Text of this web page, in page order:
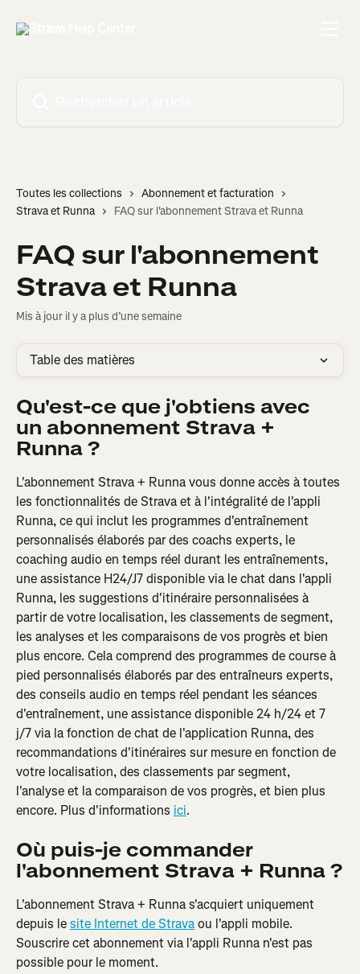
Toutes les collections
Abonnement et facturation
Strava et Runna
FAQ sur l'abonnement Strava et Runna
FAQ sur l'abonnement
Strava et Runna
Mis à jour il y a plus d’une semaine
Table des matières
Qu'est-ce que j'obtiens avec
un abonnement Strava +
Runna ?
L'abonnement Strava + Runna vous donne accès à toutes
les fonctionnalités de Strava et à l'intégralité de l'appli
Runna, ce qui inclut les programmes d'entraînement
personnalisés élaborés par des coachs experts, le
coaching audio en temps réel durant les entraînements,
une assistance H24/J7 disponible via le chat dans l'appli
Runna, les suggestions d'itinéraire personnalisées à
partir de votre localisation, les classements de segment,
les analyses et les comparaisons de vos progrès et bien
plus encore. Cela comprend des programmes de course à
pied personnalisés élaborés par des entraîneurs experts,
des conseils audio en temps réel pendant les séances
d'entraînement, une assistance disponible 24 h/24 et 7
j/7 via la fonction de chat de l'application Runna, des
recommandations d'itinéraires sur mesure en fonction de
votre localisation, des classements par segment,
l'analyse et la comparaison de vos progrès, et bien plus
encore. Plus d'informations ici.
Où puis-je commander
l'abonnement Strava + Runna ?
L'abonnement Strava + Runna s'acquiert uniquement
depuis le site Internet de Strava ou l'appli mobile.
Souscrire cet abonnement via l'appli Runna n'est pas
possible pour le moment.